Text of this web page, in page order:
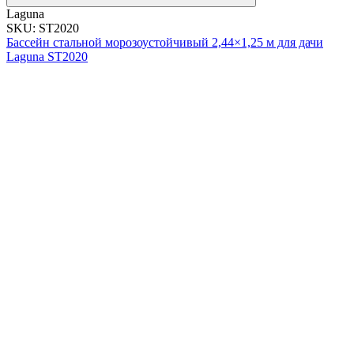
Laguna
SKU: ST2020
Бассейн стальной морозоустойчивый 2,44×1,25 м для дачи
Laguna ST2020